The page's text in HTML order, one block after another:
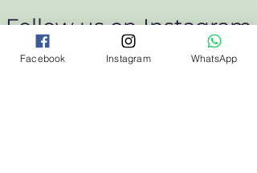
Follow us on Instagram
#wix
@wix
Facebook Instagram WhatsApp